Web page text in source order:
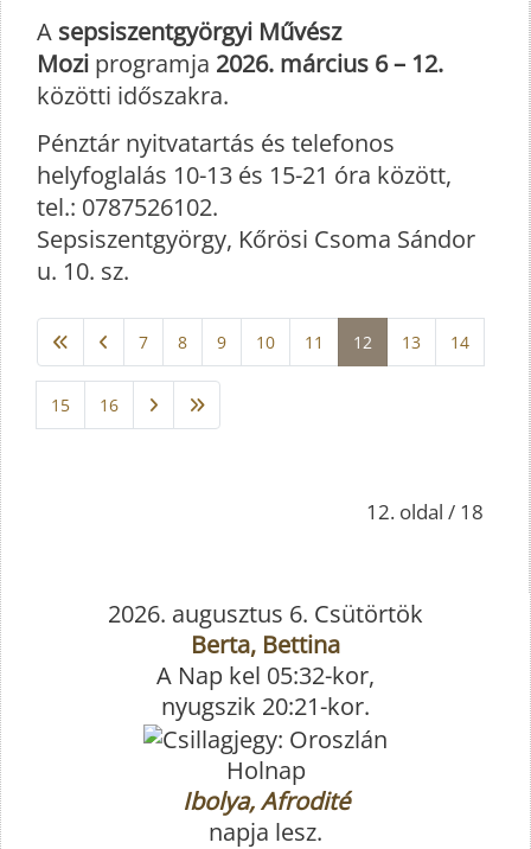
A sepsiszentgyörgyi Művész
Mozi programja 2026. március 6 – 12.
közötti időszakra.
Pénztár nyitvatartás és telefonos
helyfoglalás 10-13 és 15-21 óra között,
tel.: 0787526102.
Sepsiszentgyörgy, Kőrösi Csoma Sándor
u. 10. sz.
12. oldal / 18
7 8 9 10 11 12 13 14
15 16
2026. augusztus 6. Csütörtök
Berta, Bettina
A Nap kel 05:32-kor,
nyugszik 20:21-kor.
Holnap
Ibolya, Afrodité
napja lesz.